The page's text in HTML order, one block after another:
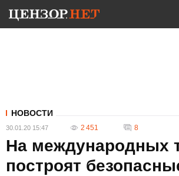
НОВОСТИ
30.01.20 15:47 2 451 8
На международных
построят